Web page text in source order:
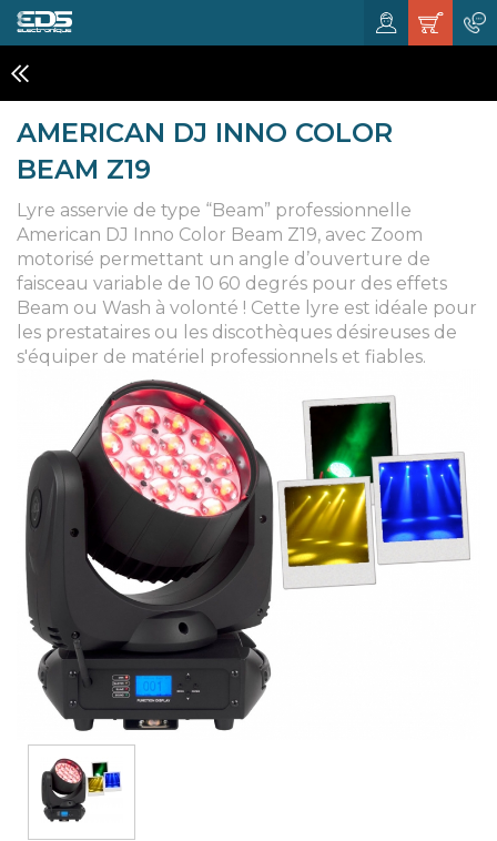
AMERICAN DJ INNO COLOR
BEAM Z19
Lyre asservie de type “Beam” professionnelle
American DJ Inno Color Beam Z19, avec Zoom
motorisé permettant un angle d’ouverture de
faisceau variable de 10 60 degrés pour des effets
Beam ou Wash à volonté ! Cette lyre est idéale pour
les prestataires ou les discothèques désireuses de
s'équiper de matériel professionnels et fiables.